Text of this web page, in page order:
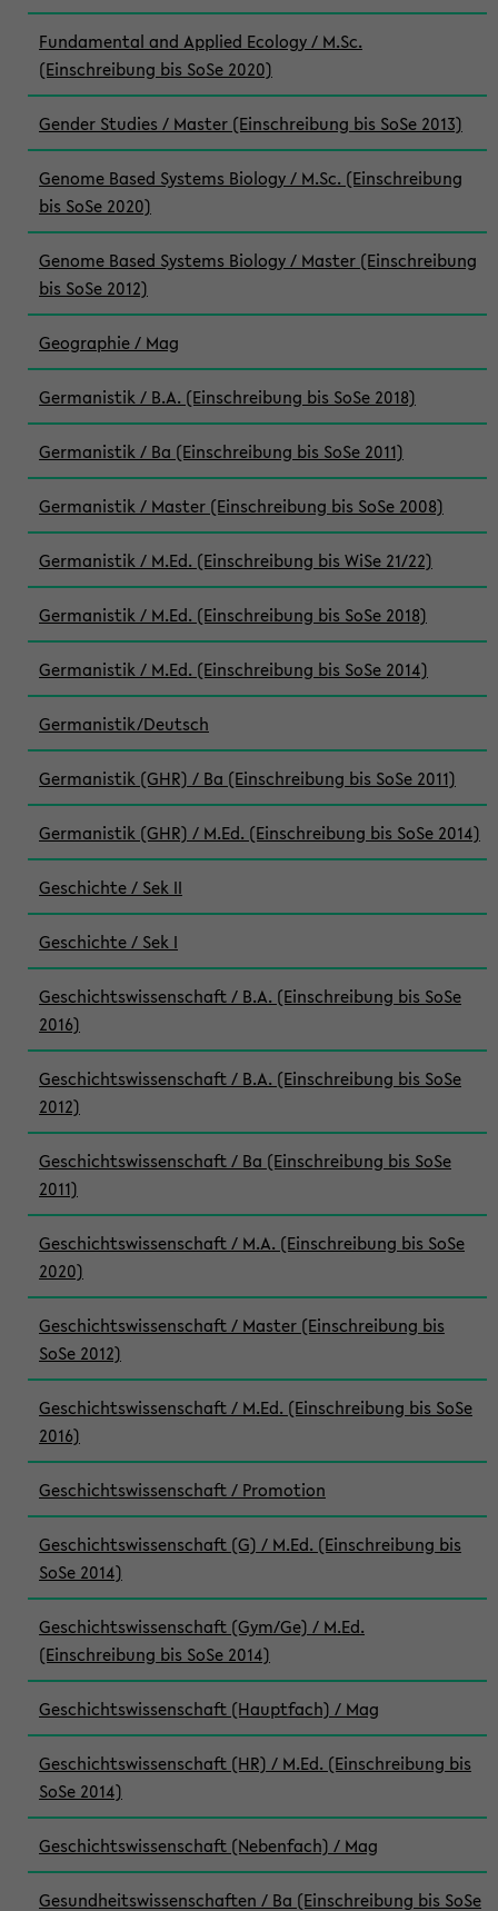
Fundamental and Applied Ecology / M.Sc.
(Einschreibung bis SoSe 2020)
Gender Studies / Master (Einschreibung bis SoSe 2013)
Genome Based Systems Biology / M.Sc. (Einschreibung
bis SoSe 2020)
Genome Based Systems Biology / Master (Einschreibung
bis SoSe 2012)
Geographie / Mag
Germanistik / B.A. (Einschreibung bis SoSe 2018)
Germanistik / Ba (Einschreibung bis SoSe 2011)
Germanistik / Master (Einschreibung bis SoSe 2008)
Germanistik / M.Ed. (Einschreibung bis WiSe 21/22)
Germanistik / M.Ed. (Einschreibung bis SoSe 2018)
Germanistik / M.Ed. (Einschreibung bis SoSe 2014)
Germanistik/Deutsch
Germanistik (GHR) / Ba (Einschreibung bis SoSe 2011)
Germanistik (GHR) / M.Ed. (Einschreibung bis SoSe 2014)
Geschichte / Sek II
Geschichte / Sek I
Geschichtswissenschaft / B.A. (Einschreibung bis SoSe
2016)
Geschichtswissenschaft / B.A. (Einschreibung bis SoSe
2012)
Geschichtswissenschaft / Ba (Einschreibung bis SoSe
2011)
Geschichtswissenschaft / M.A. (Einschreibung bis SoSe
2020)
Geschichtswissenschaft / Master (Einschreibung bis
SoSe 2012)
Geschichtswissenschaft / M.Ed. (Einschreibung bis SoSe
2016)
Geschichtswissenschaft / Promotion
Geschichtswissenschaft (G) / M.Ed. (Einschreibung bis
SoSe 2014)
Geschichtswissenschaft (Gym/Ge) / M.Ed.
(Einschreibung bis SoSe 2014)
Geschichtswissenschaft (Hauptfach) / Mag
Geschichtswissenschaft (HR) / M.Ed. (Einschreibung bis
SoSe 2014)
Geschichtswissenschaft (Nebenfach) / Mag
Gesundheitswissenschaften / Ba (Einschreibung bis SoSe